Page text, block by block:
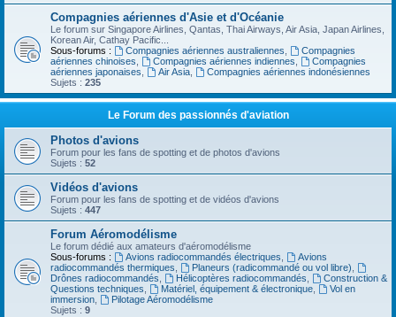
Compagnies aériennes d'Asie et d'Océanie
Le forum sur Singapore Airlines, Qantas, Thai Airways, Air Asia, Japan Airlines,
Korean Air, Cathay Pacific...
Sous-forums :
Compagnies aériennes australiennes
Compagnies
aériennes chinoises
Compagnies aériennes indiennes
Compagnies
aériennes japonaises
Air Asia,
Compagnies aériennes indonésiennes
Sujets : 235
Le Forum des passionnés d'aviation
Photos d'avions
Forum pour les fans de spotting et de photos d'avions
Sujets : 52
Vidéos d'avions
Forum pour les fans de spotting et de vidéos d'avions
Sujets : 447
Forum Aéromodélisme
Le forum dédié aux amateurs d'aéromodélisme
Sous-forums :
Avions radiocommandés électriques
Avions
radiocommandés thermiques
Planeurs (radicommandé ou vol libre)
Drônes radiocommandés
Hélicoptères radiocommandés
Construction &
Questions techniques
Matériel, équipement & électronique,
Vol en
immersion
Pilotage Aéromodélisme
Sujets : 9